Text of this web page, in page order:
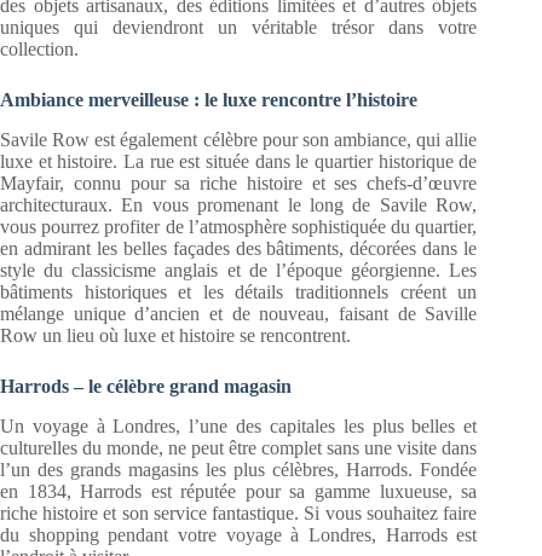
des objets artisanaux, des éditions limitées et d’autres objets
uniques qui deviendront un véritable trésor dans votre
collection.
Ambiance merveilleuse : le luxe rencontre l’histoire
Savile Row est également célèbre pour son ambiance, qui allie
luxe et histoire. La rue est située dans le quartier historique de
Mayfair, connu pour sa riche histoire et ses chefs-d’œuvre
architecturaux. En vous promenant le long de Savile Row,
vous pourrez profiter de l’atmosphère sophistiquée du quartier,
en admirant les belles façades des bâtiments, décorées dans le
style du classicisme anglais et de l’époque géorgienne. Les
bâtiments historiques et les détails traditionnels créent un
mélange unique d’ancien et de nouveau, faisant de Saville
Row un lieu où luxe et histoire se rencontrent.
Harrods – le célèbre grand magasin
Un voyage à Londres, l’une des capitales les plus belles et
culturelles du monde, ne peut être complet sans une visite dans
l’un des grands magasins les plus célèbres, Harrods. Fondée
en 1834, Harrods est réputée pour sa gamme luxueuse, sa
riche histoire et son service fantastique. Si vous souhaitez faire
du shopping pendant votre voyage à Londres, Harrods est